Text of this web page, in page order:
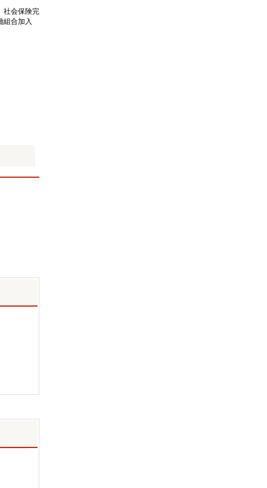
社会保険完
組合加入